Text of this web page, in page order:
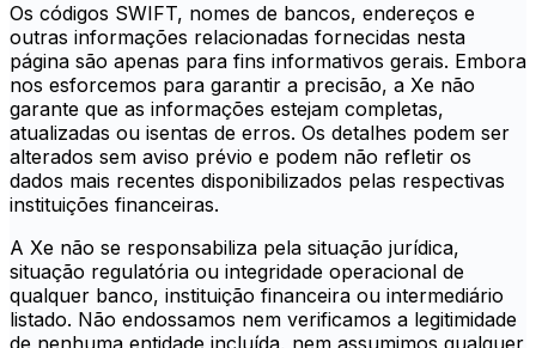
Os códigos SWIFT, nomes de bancos, endereços e
outras informações relacionadas fornecidas nesta
página são apenas para fins informativos gerais. Embora
nos esforcemos para garantir a precisão, a Xe não
garante que as informações estejam completas,
atualizadas ou isentas de erros. Os detalhes podem ser
alterados sem aviso prévio e podem não refletir os
dados mais recentes disponibilizados pelas respectivas
instituições financeiras.
A Xe não se responsabiliza pela situação jurídica,
situação regulatória ou integridade operacional de
qualquer banco, instituição financeira ou intermediário
listado. Não endossamos nem verificamos a legitimidade